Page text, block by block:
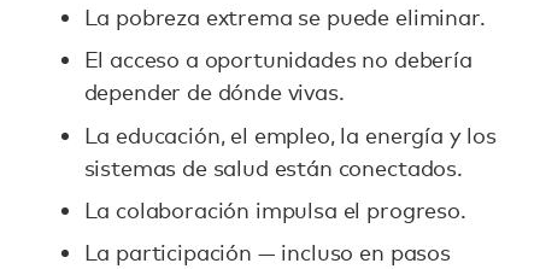
La pobreza extrema se puede eliminar.
El acceso a oportunidades no debería
depender de dónde vivas.
La educación, el empleo, la energía y los
sistemas de salud están conectados.
La colaboración impulsa el progreso.
La participación — incluso en pasos